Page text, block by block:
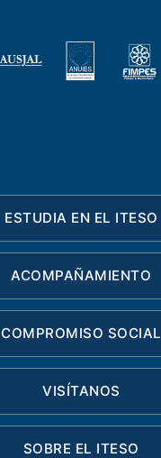
ESTUDIA EN EL ITESO
ACOMPAÑAMIENTO
COMPROMISO SOCIAL
VISÍTANOS
SOBRE EL ITESO